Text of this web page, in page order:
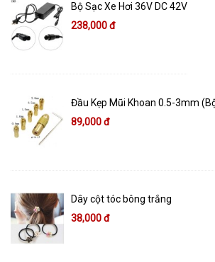
Bộ Sạc Xe Hơi 36V DC 42V
238,000 đ
Đầu Kẹp Mũi Khoan 0.5-3mm
89,000 đ
Dây cột tóc bông trắng
38,000 đ